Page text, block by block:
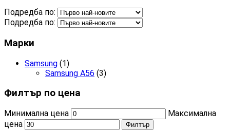
Подредба по:
Подредба по:
Марки
Samsung (1)
Samsung A56 (3)
Филтър по цена
Минимална цена
Максимална
цена
Филтър